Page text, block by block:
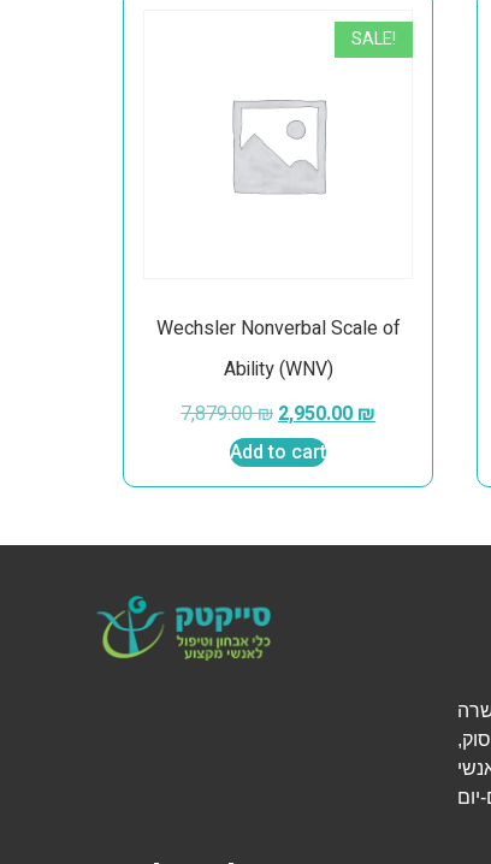
SALE!
Wechsler Nonverbal Scale of
Ability (WNV)
7,879.00₪2,950.00₪
Add to cart
והכשרה